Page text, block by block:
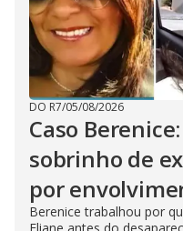
DO R7/05/08/2026
Caso
sobrinho de
por
Berenice trabalhou por